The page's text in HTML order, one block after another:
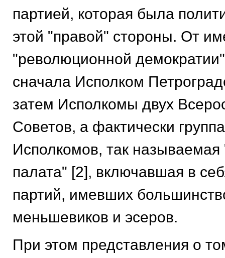
партией, которая была
этой "правой" стороны. От
"революционной
сначала Исполком
затем Исполкомы двух
Советов, а фактически
Исполкомов, так называемая
палата" [2], включавшая в
партий, имевших
меньшевиков и эсеров.
При этом представления о